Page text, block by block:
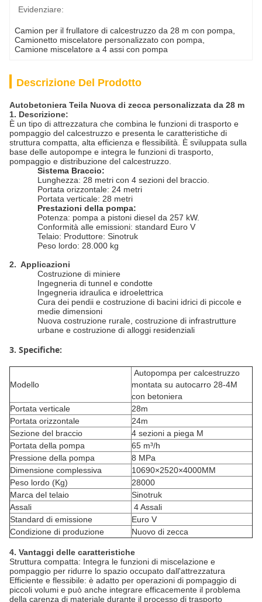
Evidenziare:
Camion per il frullatore di calcestruzzo da 28 m con pompa
Camionetto miscelatore personalizzato con pompa
Camione miscelatore a 4 assi con pompa
Descrizione Del Prodotto
Autobetoniera Teila Nuova di zecca personalizzata da 28 m
1. Descrizione:
È un tipo di attrezzatura che combina le funzioni di trasporto e
pompaggio del calcestruzzo e presenta le caratteristiche di
struttura compatta, alta efficienza e flessibilità. È sviluppata sulla
base delle autopompe e integra le funzioni di trasporto,
pompaggio e distribuzione del calcestruzzo.
Sistema Braccio:
Lunghezza: 28 metri con 4 sezioni del braccio.
Portata orizzontale: 24 metri
Portata verticale: 28 metri
Prestazioni della pompa:
Potenza: pompa a pistoni diesel da 257 kW.
Conformità alle emissioni: standard Euro V
Telaio: Produttore: Sinotruk
Peso lordo: 28.000 kg
2. Applicazioni
Costruzione di miniere
Ingegneria di tunnel e condotte
Ingegneria idraulica e idroelettrica
Cura dei pendii e costruzione di bacini idrici di piccole e
medie dimensioni
Nuova costruzione rurale, costruzione di infrastrutture
urbane e costruzione di alloggi residenziali
3. Specifiche:
Modello
Autopompa per calcestruzzo
montata su autocarro 28-4M
con betoniera
Portata verticale
28m
Portata orizzontale
24m
Sezione del braccio
4 sezioni a piega M
Portata della pompa
65 m³/h
Pressione della pompa
8 MPa
Dimensione complessiva
10690×2520×4000MM
Peso lordo (Kg)
28000
Marca del telaio
Sinotruk
Assali
4 Assali
Standard di emissione
Euro V
Condizione di produzione
Nuovo di zecca
4. Vantaggi delle caratteristiche
‌Struttura compatta‌: Integra le funzioni di miscelazione e
pompaggio per ridurre lo spazio occupato dall'attrezzatura
Efficiente e flessibile: è adatto per operazioni di pompaggio di
piccoli volumi e può anche integrare efficacemente il problema
della carenza di materiale durante il processo di trasporto